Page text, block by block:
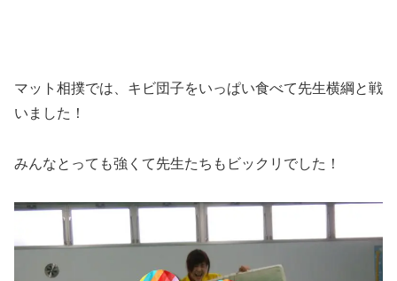
マット相撲では、キビ団子をいっぱい食べて先生横綱と戦
いました！
みんなとっても強くて先生たちもビックリでした！